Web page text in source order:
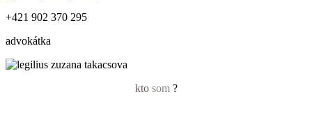
+421 902 370 295
advokátka
kto som ?